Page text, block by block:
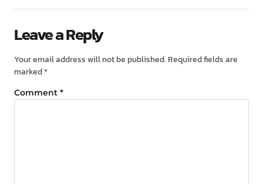
Leave a Reply
Your email address will not be published. Required fields are
marked*
Comment *